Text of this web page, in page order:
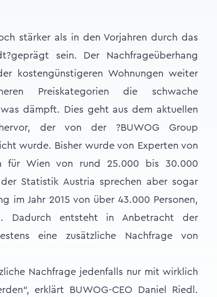
stärker als in den Vorjahren durch das
sein. Der Nachfrageüberhang
kostengünstigeren Wohnungen weiter
Preiskategorien die schwache
dämpft. Dies geht aus dem aktuellen
der von der ?BUWOG Group
wurde. Bisher wurde von Experten von
für Wien von rund 25.000 bis 30.000
Statistik Austria sprechen aber sogar
im Jahr 2015 von über 43.000 Personen,
Dadurch entsteht in Anbetracht der
eine zusätzliche Nachfrage von
Nachfrage jedenfalls nur mit wirklich
erklärt BUWOG-CEO Daniel Riedl.